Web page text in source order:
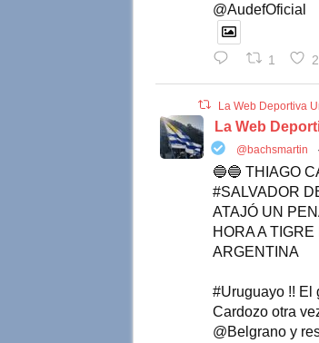
@AudefOficial
1 2
La Web Deportiva
La Web
@bachsmartin ·
🔵🔵 THIAGO
#SALVADOR
ATAJÓ UN
HORA A TIGRE
ARGENTINA
#Uruguayo !! El
Cardozo otra
@Belgrano y